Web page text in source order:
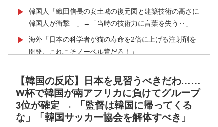
▶
韓国人「織田信長の安土城の復元図と建築技術の高さに
韓国人が衝撃！」→「当時の技術力に言葉を失う‥」
▶
海外「日本の科学者が猫の寿命を2倍に上げる注射剤を
開発。これこそノーベル賞だろ！」
争で柵越えを連発「現役時代の噂は本当だったんだ
な…」
▶ 韓国人「不適切接待疑惑、2002年イタリア・スペイン
戦で『韓国に奪われた』と欧州の大手メディアが一斉に
【韓国の反応】日本を見習うべきだわ……
W杯で韓国が南アフリカに負けてグループ
3位が確定 → 「監督は韓国に帰ってくる
な」「韓国サッカー協会を解体すべき」